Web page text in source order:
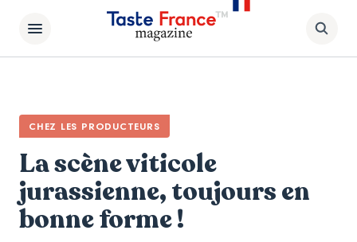
CHEZ LES PRODUCTEURS
La scène viticole
jurassienne, toujours en
bonne forme !